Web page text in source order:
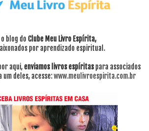
o blog do Clube Meu Livro Espírita,
por aprendizado espiritual.
aqui, enviamos livros espíritaspara associados
um deles, acesse:www.meulivroespirita.com.br